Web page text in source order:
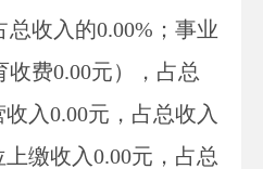
总收入的0.00%；事业
收费0.00元），占总
入0.00元，占总收入
缴收入0.00元，占总